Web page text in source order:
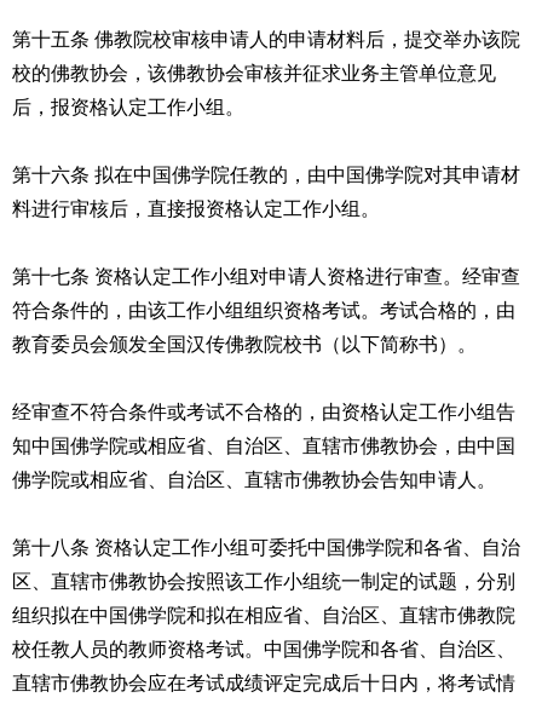
第十五条 佛教院校审核申请人的申请材料后，提交举办该院
校的佛教协会，该佛教协会审核并征求业务主管单位意见
后，报资格认定工作小组。
第十六条 拟在中国佛学院任教的，由中国佛学院对其申请材
料进行审核后，直接报资格认定工作小组。
第十七条 资格认定工作小组对申请人资格进行审查。经审查
符合条件的，由该工作小组组织资格考试。考试合格的，由
教育委员会颁发全国汉传佛教院校书（以下简称书）。
经审查不符合条件或考试不合格的，由资格认定工作小组告
知中国佛学院或相应省、自治区、直辖市佛教协会，由中国
佛学院或相应省、自治区、直辖市佛教协会告知申请人。
第十八条 资格认定工作小组可委托中国佛学院和各省、自治
区、直辖市佛教协会按照该工作小组统一制定的试题，分别
组织拟在中国佛学院和拟在相应省、自治区、直辖市佛教院
校任教人员的教师资格考试。中国佛学院和各省、自治区、
直辖市佛教协会应在考试成绩评定完成后十日内，将考试情